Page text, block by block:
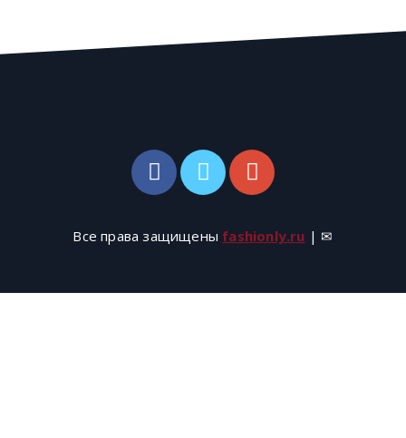
Все права защищены fashionly.ru | ✉